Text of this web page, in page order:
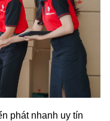
phát nhanh uy tín